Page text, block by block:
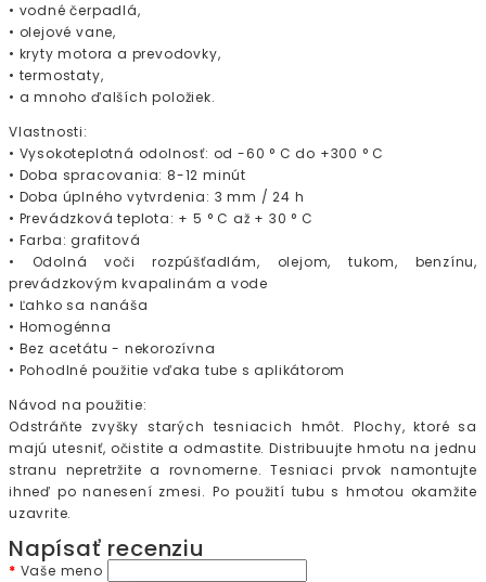
• vodné čerpadlá,
• olejové vane,
• kryty motora a prevodovky,
• termostaty,
• a mnoho ďalších položiek.
Vlastnosti:
• Vysokoteplotná odolnosť: od -60 ° C do +300 ° C
• Doba spracovania: 8-12 minút
• Doba úplného vytvrdenia: 3 mm / 24 h
• Prevádzková teplota: + 5 ° C až + 30 ° C
• Farba: grafitová
• Odolná voči rozpúšťadlám, olejom, tukom, benzínu,
prevádzkovým kvapalinám a vode
• Ľahko sa nanáša
• Homogénna
• Bez acetátu - nekorozívna
• Pohodlné použitie vďaka tube s aplikátorom
Návod na použitie:
Odstráňte zvyšky starých tesniacich hmôt. Plochy, ktoré sa
majú utesniť, očistite a odmastite. Distribuujte hmotu na jednu
stranu nepretržite a rovnomerne. Tesniaci prvok namontujte
ihneď po nanesení zmesi. Po použití tubu s hmotou okamžite
uzavrite.
Napísať recenziu
Vaše meno